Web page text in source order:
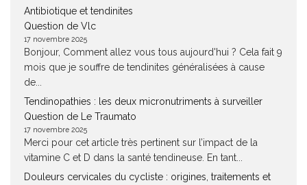
Antibiotique et tendinites
Question de Vlc
17 novembre 2025
Bonjour, Comment allez vous tous aujourd'hui ? Cela fait 9
mois que je souffre de tendinites généralisées à cause
de...
Tendinopathies : les deux micronutriments à surveiller
Question de Le Traumato
17 novembre 2025
Merci pour cet article très pertinent sur l’impact de la
vitamine C et D dans la santé tendineuse. En tant...
Douleurs cervicales du cycliste : origines, traitements et